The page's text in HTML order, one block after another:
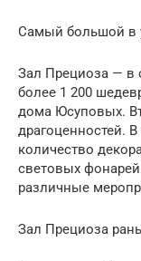
Самый большой в
Зал Прециоза — в
более 1 200
дома Юсуповых.
драгоценностей.
количество
световых
различные
Зал Прециоза